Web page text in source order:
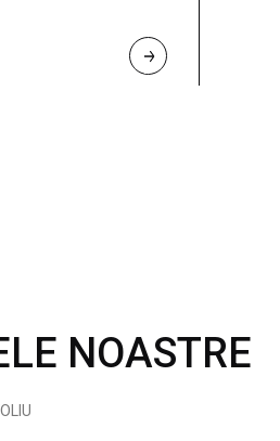
R
E
NOASTRE